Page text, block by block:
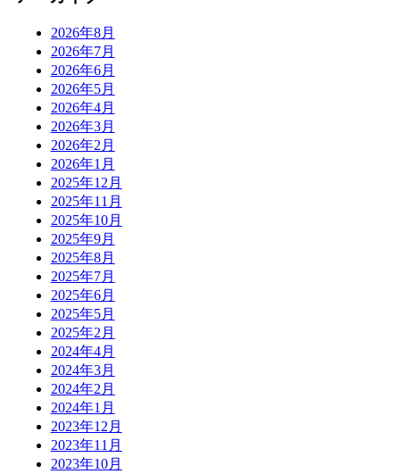
2026年8月
2026年7月
2026年6月
2026年5月
2026年4月
2026年3月
2026年2月
2026年1月
2025年12月
2025年11月
2025年10月
2025年9月
2025年8月
2025年7月
2025年6月
2025年5月
2025年2月
2024年4月
2024年3月
2024年2月
2024年1月
2023年12月
2023年11月
2023年10月